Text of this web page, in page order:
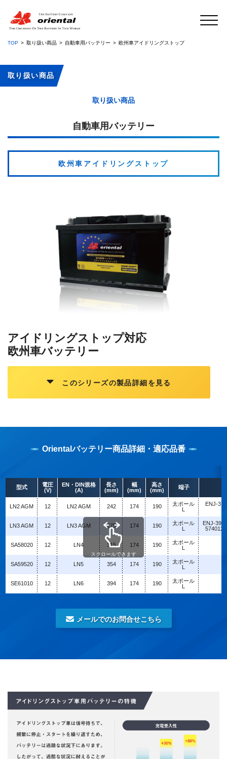
取り扱い商品
TOP 取り扱い商品 自動車用バッテリー 欧州車アイドリングストップ
取り扱い商品
自動車用バッテリー
欧州車アイドリングストップ
アイドリングストップ対応
欧州車バッテリー
このシリーズの製品詳細を見る
Orientalバッテリー商品詳細・適応品番
型式
電圧
(V)
EN・DIN規格
(A)
長さ
(mm)
幅
(mm)
高さ
(mm)
端子
LN2 AGM 12 LN2 AGM 242 174 190
太ポール
ENJ-
LN3 AGM 12 LN3 AGM 275 174 190
太ポール
ENJ-
SA58020 12 LN4 315 174 190
太ポール
SA59520 12 LN5 354 174 190
太ポール
SE61010 12 LN6 394 174 190
太ポール
スクロールできます
メールでのお問合せこちら